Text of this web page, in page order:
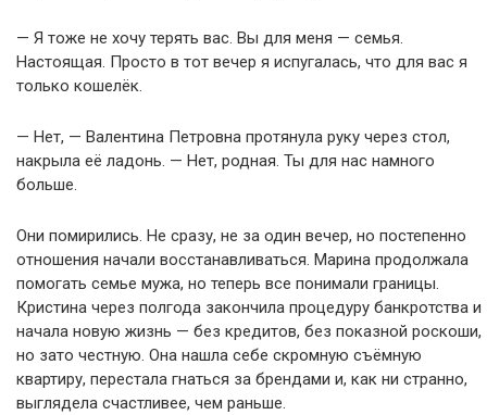
— Я тоже не хочу терять вас. Вы для меня — семья.
Настоящая. Просто в тот вечер я испугалась, что для вас я
только кошелёк.
— Нет, — Валентина Петровна протянула руку через стол,
накрыла её ладонь. — Нет, родная. Ты для нас намного
больше.
Они помирились. Не сразу, не за один вечер, но постепенно
отношения начали восстанавливаться. Марина продолжала
помогать семье мужа, но теперь все понимали границы.
Кристина через полгода закончила процедуру банкротства и
начала новую жизнь — без кредитов, без показной роскоши,
но зато честную. Она нашла себе скромную съёмную
квартиру, перестала гнаться за брендами и, как ни странно,
выглядела счастливее, чем раньше.